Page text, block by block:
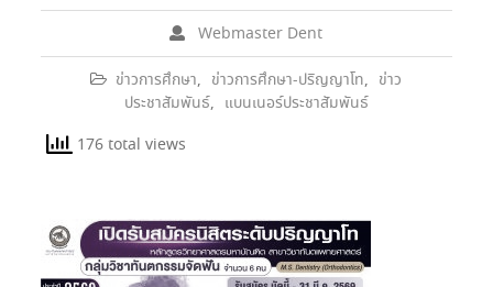
Webmaster Dent
ข่าวการศึกษา, ข่าวการศึกษา-ปริญญาโท, ข่าว
ประชาสัมพันธ์, แบนเนอร์ประชาสัมพันธ์
176 total views